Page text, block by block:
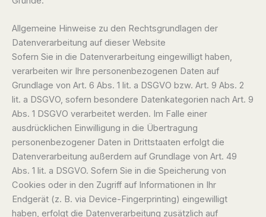
Allgemeine Hinweise zu den Rechtsgrundlagen der
Datenverarbeitung auf dieser Website
Sofern Sie in die Datenverarbeitung eingewilligt haben,
verarbeiten wir Ihre personenbezogenen Daten auf
Grundlage von Art. 6 Abs. 1 lit. a DSGVO bzw. Art. 9 Abs. 2
lit. a DSGVO, sofern besondere Datenkategorien nach Art. 9
Abs. 1 DSGVO verarbeitet werden. Im Falle einer
ausdrücklichen Einwilligung in die Übertragung
personenbezogener Daten in Drittstaaten erfolgt die
Datenverarbeitung außerdem auf Grundlage von Art. 49
Abs. 1 lit. a DSGVO. Sofern Sie in die Speicherung von
Cookies oder in den Zugriff auf Informationen in Ihr
Endgerät (z. B. via Device-Fingerprinting) eingewilligt
haben, erfolgt die Datenverarbeitung zusätzlich auf